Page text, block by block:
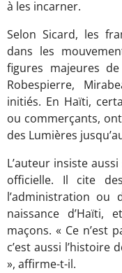
à les incarner.
Selon Sicard, les
dans les
figures majeures
Robespierre,
initiés. En Haïti,
ou commerçants,
des Lumières
L’auteur insiste
officielle. Il cite
l’administration ou
naissance d’Haïti,
maçons. « Ce n’est
c’est aussi
», affirme-t-il.